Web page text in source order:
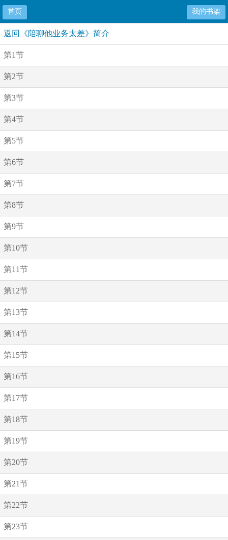
首页 我的书架
返回《陪聊他业务太差》简介
第1节
第2节
第3节
第4节
第5节
第6节
第7节
第8节
第9节
第10节
第11节
第12节
第13节
第14节
第15节
第16节
第17节
第18节
第19节
第20节
第21节
第22节
第23节